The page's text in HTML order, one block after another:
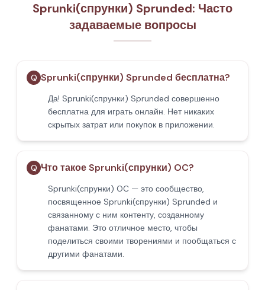
Sprunki(спрунки) Sprunded: Часто
задаваемые вопросы
Q Sprunki(спрунки) Sprunded бесплатна?
Да! Sprunki(спрунки) Sprunded совершенно
бесплатна для играть онлайн. Нет никаких
скрытых затрат или покупок в приложении.
Q Что такое Sprunki(спрунки) OC?
Sprunki(спрунки) OC — это сообщество,
посвященное Sprunki(спрунки) Sprunded и
связанному с ним контенту, созданному
фанатами. Это отличное место, чтобы
поделиться своими творениями и пообщаться с
другими фанатами.